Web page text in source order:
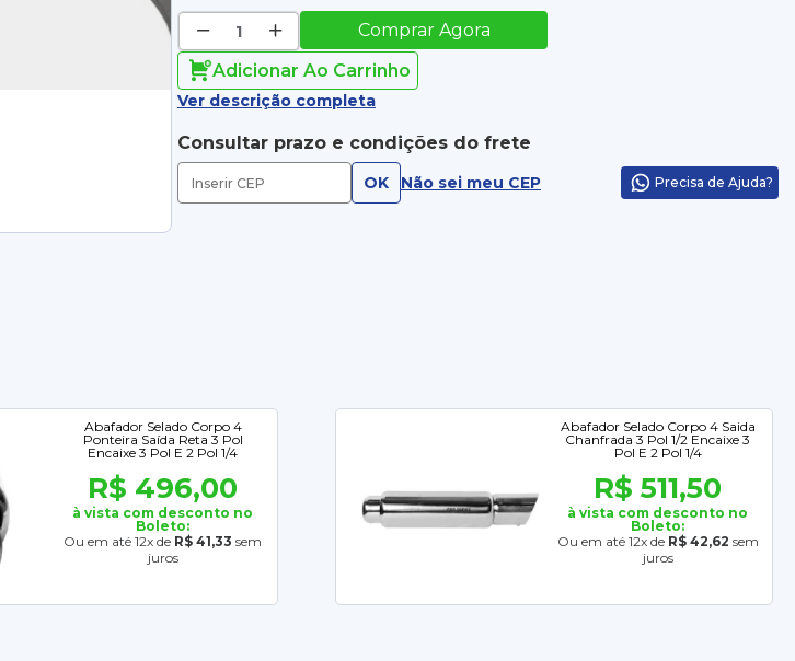
Comprar Agora
Adicionar Ao Carrinho
Ver descrição completa
Consultar prazo e condições do frete
OK Não sei meu CEP Precisa de Ajuda?
Abafador Selado Corpo 4
Ponteira Saída Reta 3 Pol
Encaixe 3 Pol E 2 Pol 1/4
R$ 496,00
à vista com desconto no
Boleto:
Ou em até 12x de R$ 41,33 sem
juros
Abafador Selado Corpo 4 Saida
Chanfrada 3 Pol 1/2 Encaixe 3
Pol E 2 Pol 1/4
R$ 511,50
à vista com desconto no
Boleto:
Ou em até 12x de R$ 42,62 sem
juros